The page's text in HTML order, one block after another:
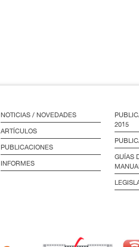
NOTICIAS / NOVEDADES
ARTÍCULOS
PUBLICACIONES
INFORMES
2015
GUÍAS